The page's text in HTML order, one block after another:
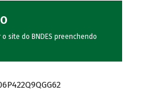
site do BNDES preenchendo